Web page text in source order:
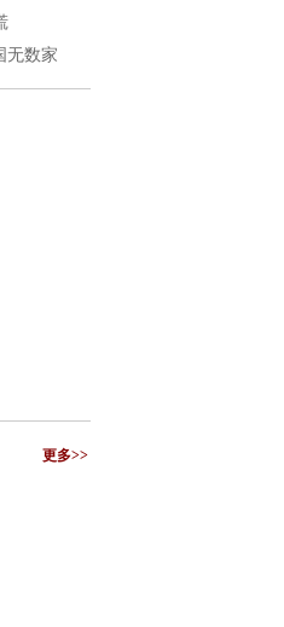
无数家
更多>>